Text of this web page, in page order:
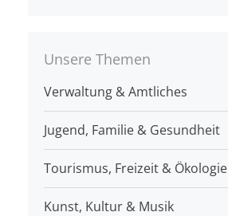
Unsere Themen
Verwaltung & Amtliches
Jugend, Familie & Gesundheit
Tourismus, Freizeit & Ökologie
Kunst, Kultur & Musik